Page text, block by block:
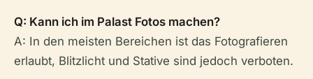
Q: Kann ich im Palast Fotos machen?
A: In den meisten Bereichen ist das Fotografieren
erlaubt, Blitzlicht und Stative sind jedoch verboten.